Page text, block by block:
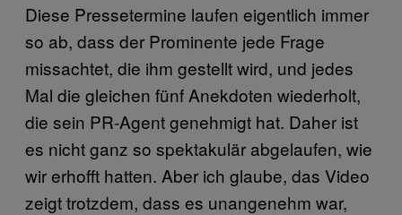
Diese Pressetermine laufen eigentlich immer
so ab, dass der Prominente jede Frage
missachtet, die ihm gestellt wird, und jedes
Mal die gleichen fünf Anekdoten wiederholt,
die sein PR-Agent genehmigt hat. Daher ist
es nicht ganz so spektakulär abgelaufen, wie
wir erhofft hatten. Aber ich glaube, das Video
zeigt trotzdem, dass es unangenehm war,